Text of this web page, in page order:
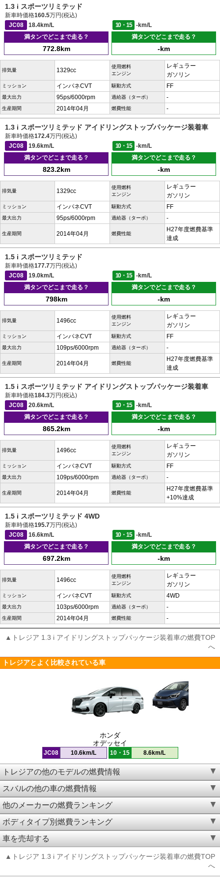
1.3 i スポーツリミテッド
新車時価格160.5万円(税込)
JC08
18.4km/L 10・15
-km/L
満タンでどこまで走る？
772.8km
満タンでどこまで走る？
-km
排気量 1329cc
使用燃料
エンジン
レギュラー
ガソリン
ミッション インパネCVT 駆動方式 FF
最大出力 95ps/6000rpm 過給器（ターボ） -
生産期間 2014年04月 燃費性能 -
1.3 i スポーツリミテッド アイドリングストップパッケージ装着車
新車時価格172.4万円(税込)
JC08
19.6km/L 10・15
-km/L
満タンでどこまで走る？
823.2km
満タンでどこまで走る？
-km
排気量 1329cc
使用燃料
エンジン
レギュラー
ガソリン
ミッション インパネCVT 駆動方式 FF
最大出力 95ps/6000rpm 過給器（ターボ） -
生産期間 2014年04月 燃費性能
H27年度燃費基準
達成
1.5 i スポーツリミテッド
新車時価格177.7万円(税込)
JC08
19.0km/L 10・15
-km/L
満タンでどこまで走る？
798km
満タンでどこまで走る？
-km
排気量 1496cc
使用燃料
エンジン
レギュラー
ガソリン
ミッション インパネCVT 駆動方式 FF
最大出力 109ps/6000rpm 過給器（ターボ） -
生産期間 2014年04月 燃費性能
H27年度燃費基準
達成
1.5 i スポーツリミテッド アイドリングストップパッケージ装着車
新車時価格184.3万円(税込)
JC08
20.6km/L 10・15
-km/L
満タンでどこまで走る？
865.2km
満タンでどこまで走る？
-km
排気量 1496cc
使用燃料
エンジン
レギュラー
ガソリン
ミッション インパネCVT 駆動方式 FF
最大出力 109ps/6000rpm 過給器（ターボ） -
生産期間 2014年04月 燃費性能
H27年度燃費基準
+10%達成
1.5 i スポーツリミテッド 4WD
新車時価格195.7万円(税込)
JC08
16.6km/L 10・15
-km/L
満タンでどこまで走る？
697.2km
満タンでどこまで走る？
-km
排気量 1496cc
使用燃料
エンジン
レギュラー
ガソリン
ミッション インパネCVT 駆動方式 4WD
最大出力 103ps/6000rpm 過給器（ターボ） -
生産期間 2014年04月 燃費性能 -
▲トレジア 1.3 i アイドリングストップパッケージ装着車の燃費TOP
へ
トレジアとよく比較されている車
ホンダ
オデッセイ
JC08 10.6km/L 10・15 8.6km/L
トレジアの他のモデルの燃費情報
スバルの他の車の燃費情報
他のメーカーの燃費ランキング
ボディタイプ別燃費ランキング
車を売却する
▲トレジア 1.3 i アイドリングストップパッケージ装着車の燃費TOP
へ